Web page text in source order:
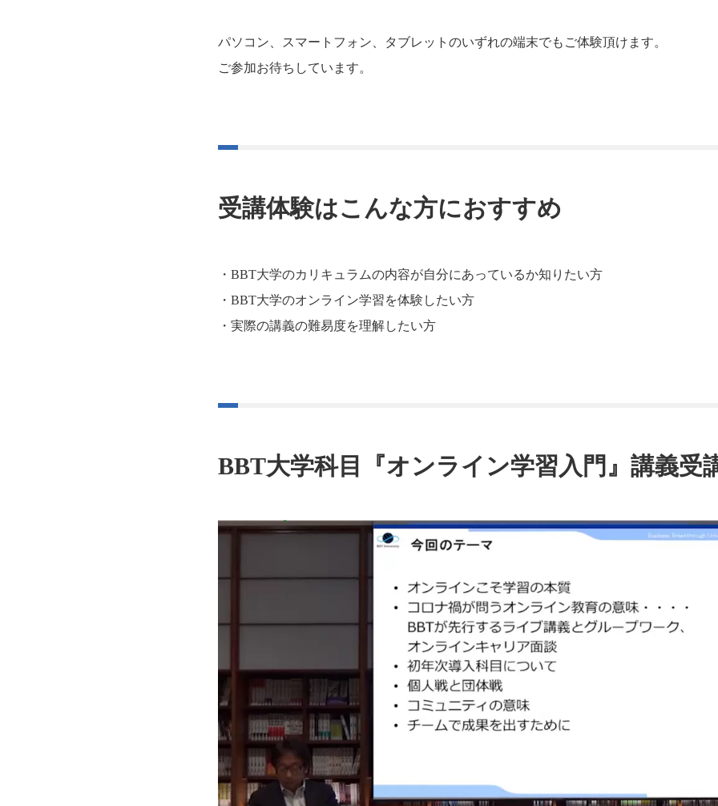
パソコン、スマートフォン、タブレットのいずれの端末でもご体験頂けます。
ご参加お待ちしています。
受講体験はこんな方におすすめ
・BBT大学のカリキュラムの内容が自分にあっているか知りたい方
・BBT大学のオンライン学習を体験したい方
・実際の講義の難易度を理解したい方
BBT大学科目『オンライン学習入門』講義受